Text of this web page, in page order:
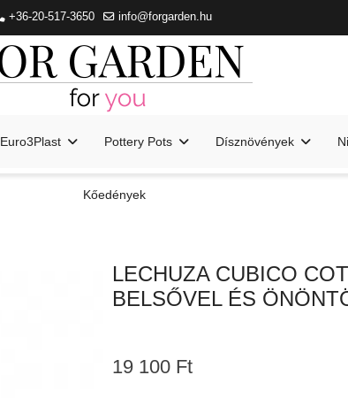
+36-20-517-3650 info@forgarden.hu
Euro3Plast Pottery Pots Dísznövények
Kőedények
LECHUZA CUBICO
BELSŐVEL ÉS
19 100 Ft